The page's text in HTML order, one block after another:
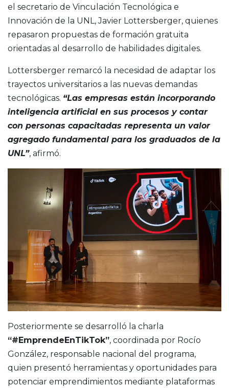
el secretario de Vinculación Tecnológica e
Innovación de la UNL, Javier Lottersberger, quienes
repasaron propuestas de formación gratuita
orientadas al desarrollo de habilidades digitales.
Lottersberger remarcó la necesidad de adaptar los
trayectos universitarios a las nuevas demandas
tecnológicas. “Las empresas están incorporando
inteligencia artificial en sus procesos y contar
con personas capacitadas representa un valor
agregado fundamental para los graduados de la
UNL”, afirmó.
Posteriormente se desarrolló la charla
“#EmprendeEnTikTok”, coordinada por Rocío
González, responsable nacional del programa,
quien presentó herramientas y oportunidades para
potenciar emprendimientos mediante plataformas